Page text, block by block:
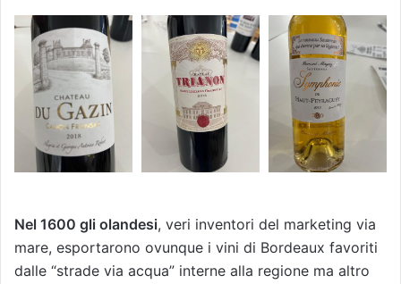
Nel 1600 gli olandesi, veri inventori del marketing via
mare, esportarono ovunque i vini di Bordeaux favoriti
dalle “strade via acqua” interne alla regione ma altro